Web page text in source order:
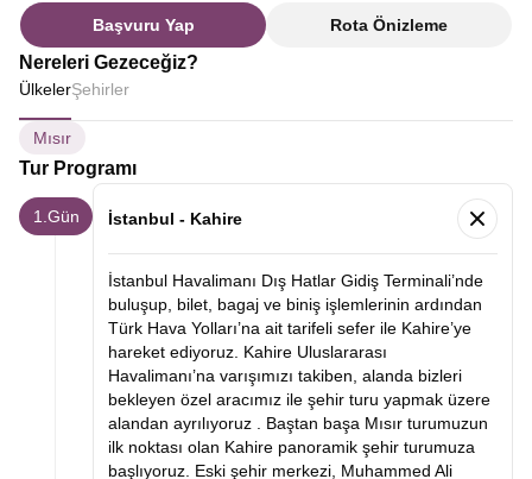
Başvuru Yap
Rota Önizleme
Nereleri Gezeceğiz?
ÜlkelerŞehirler
Mısır
Tur Programı
1.Gün İstanbul - Kahire
İstanbul Havalimanı Dış Hatlar Gidiş Terminali’nde
buluşup, bilet, bagaj ve biniş işlemlerinin ardından
Türk Hava Yolları’na ait tarifeli sefer ile Kahire’ye
hareket ediyoruz. Kahire Uluslararası
Havalimanı’na varışımızı takiben, alanda bizleri
bekleyen özel aracımız ile şehir turu yapmak üzere
alandan ayrılıyoruz . Baştan başa Mısır turumuzun
ilk noktası olan Kahire panoramik şehir turumuza
başlıyoruz. Eski şehir merkezi, Muhammed Ali